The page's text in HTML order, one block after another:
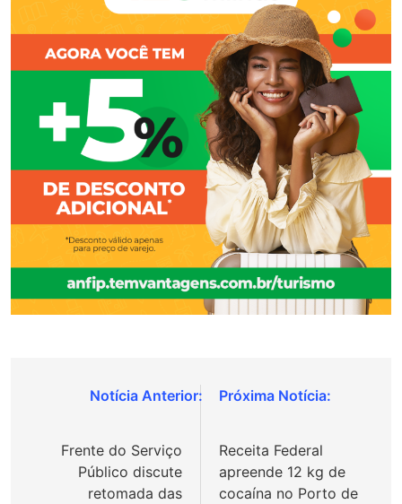
Navegação
Post
Frente do Serviço
Público discute
retomada das
Receita Federal
apreende 12 kg de
cocaína no Porto de